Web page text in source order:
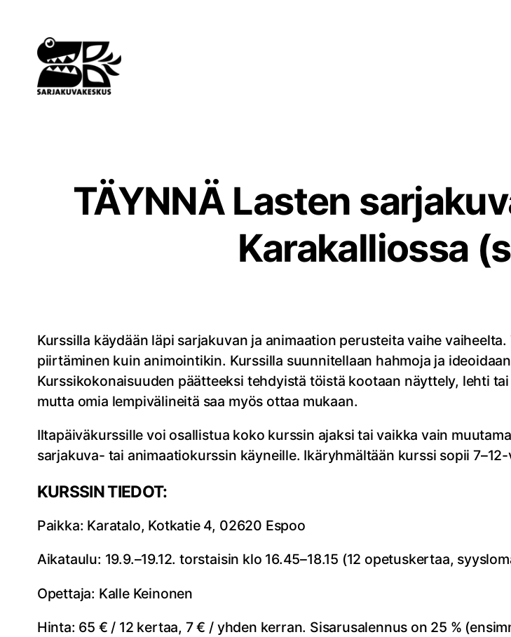
sisältöön
TÄYNNÄ Lasten
Karakalliossa
Kurssilla käydään läpi sarjakuvan ja animaation perusteita vaihe
piirtäminen kuin animointikin. Kurssilla suunnitellaan hahmoja ja
Kurssikokonaisuuden päätteeksi tehdyistä töistä kootaan näyttely, lehti
mutta omia lempivälineitä saa myös ottaa mukaan.
Iltapäiväkurssille voi osallistua koko kurssin ajaksi tai vaikka vain
sarjakuva- tai animaatiokurssin käyneille. Ikäryhmältään kurssi sopii
KURSSIN TIEDOT:
Paikka: Karatalo, Kotkatie 4, 02620 Espoo
Aikataulu: 19.9.–19.12. torstaisin klo 16.45–18.15 (12 opetuskertaa,
Opettaja: Kalle Keinonen
Hinta: 65 € / 12 kertaa, 7 € / yhden kerran. Sisarusalennus on 25 %